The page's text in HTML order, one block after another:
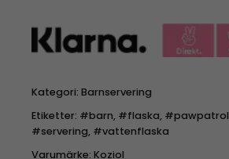
Kategori: Barnservering
Etiketter: #barn, #flaska, #pawpatrol
#servering, #vattenflaska
Varumärke: Koziol